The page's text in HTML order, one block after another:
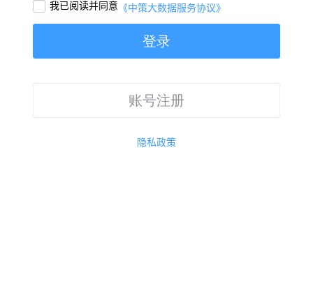
我已阅读并同意 《中策大数据服务协议》
登录
账号注册
隐私政策